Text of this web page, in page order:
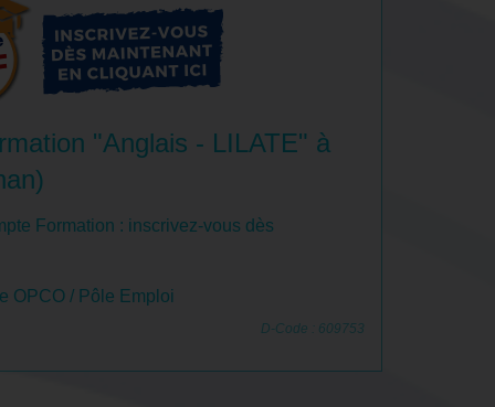
"Anglais - LILATE" à
Formation : inscrivez-vous dès
OPCO / Pôle Emploi
D-Code : 609753